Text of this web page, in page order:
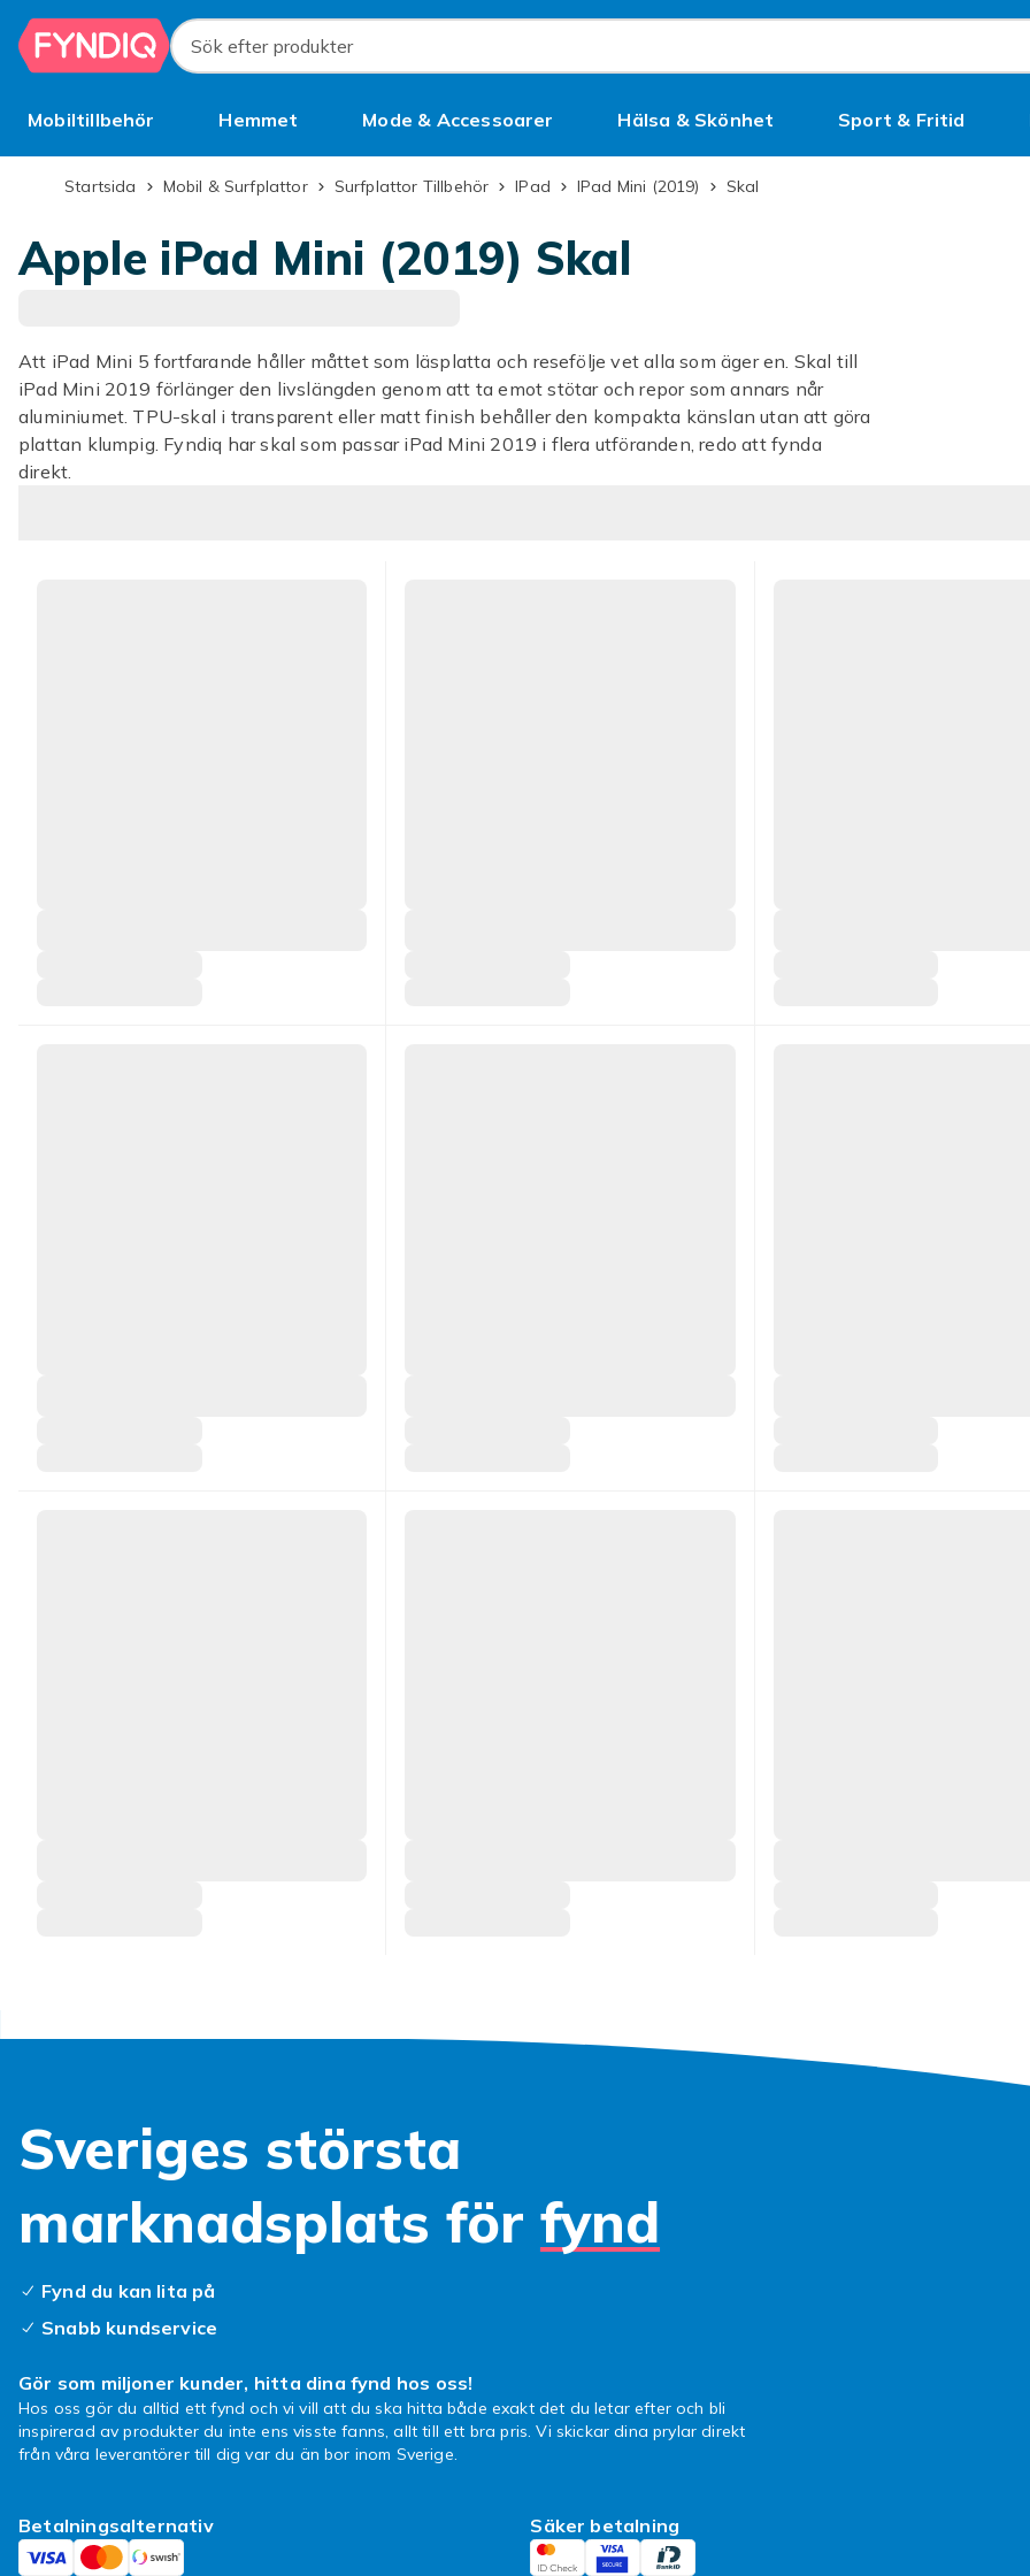
Hoppa till huvudinnehållet
Sök efter produkter
Mobiltillbehör Hemmet Mode & Accessoarer Hälsa & Skönhet Sport & Fritid
Bättre än begagnat Kampanjer
Startsida Mobil & Surfplattor Surfplattor Tillbehör iPad iPad Mini (2019) Skal
Apple iPad Mini (2019) Skal
Att iPad Mini 5 fortfarande håller måttet som läsplatta och resefölje vet alla som äger en. Skal till
iPad Mini 2019 förlänger den livslängden genom att ta emot stötar och repor som annars når
aluminiumet. TPU-skal i transparent eller matt finish behåller den kompakta känslan utan att göra
plattan klumpig. Fyndiq har skal som passar iPad Mini 2019 i flera utföranden, redo att fynda
direkt.
Sveriges största
marknadsplats för fynd
Fynd du kan lita på
Snabb kundservice
Gör som miljoner kunder, hitta dina fynd hos oss!
Hos oss gör du alltid ett fynd och vi vill att du ska hitta både exakt det du letar efter och bli
inspirerad av produkter du inte ens visste fanns, allt till ett bra pris. Vi skickar dina prylar direkt
från våra leverantörer till dig var du än bor inom Sverige.
Betalningsalternativ Säker betalning